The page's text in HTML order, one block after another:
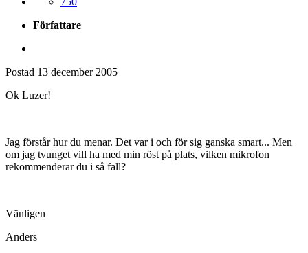
Författare
Postad 13 december 2005
Ok Luzer!
Jag förstår hur du menar. Det var i och för sig ganska smart... Men
om jag tvunget vill ha med min röst på plats, vilken mikrofon
rekommenderar du i så fall?
Vänligen
Anders